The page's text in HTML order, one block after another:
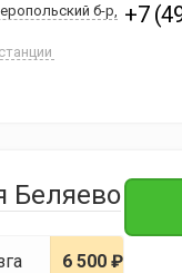
б-р, +7
Беляево
6 500 ₽